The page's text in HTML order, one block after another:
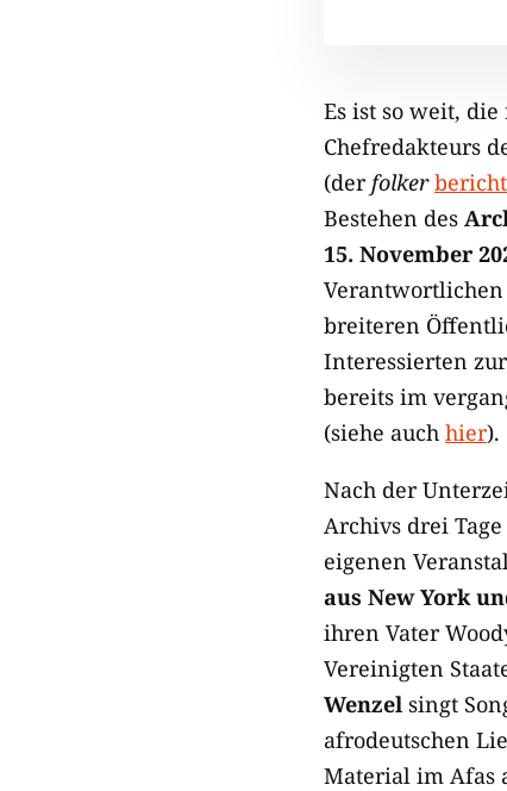
Es ist so weit,
Chefredakteurs
(derfolker
Bestehen des
15. November
Verantwortlichen
breiteren
Interessierten
bereits im
(siehe auch hier).
Nach der
Archivs drei
eigenen
aus New York
ihren Vater
Vereinigten
Wenzel singt
afrodeutschen
Material im Afas